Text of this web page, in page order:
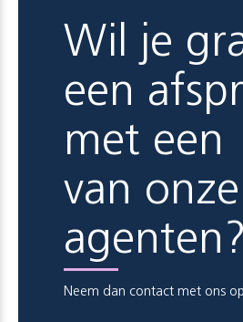
Wil je
een
met een
van onze
agenten?
Neem dan contact met ons